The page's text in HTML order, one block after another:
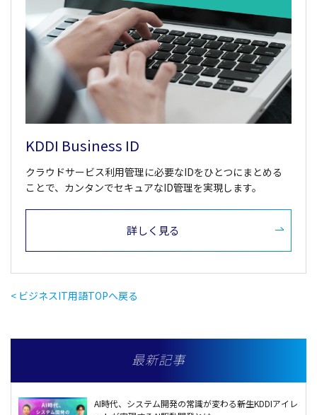
KDDI Business ID
クラウドサービス利用管理に必要なIDをひとつにまとめる
ことで、カンタンでセキュアなID管理を実現します。
詳しく見る
< ビジネスIT用語TOPへ戻る
最新記事
AI時代、システム開発の常識が変わる――新生KDDIアイレ